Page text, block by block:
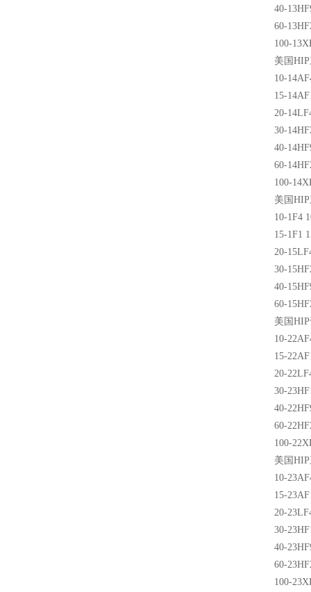
40-
60-
100-
美国 HIP
10-
15-
20-
30-
40-
60-
100-
美国 HIP
10-1F4
15-1F1
20-
30-
40-
60-
美国 HIP
10-
15-
20-
30-
40-
60-
100-
美国 HIP
10-
15-
20-
30-
40-
60-
100-